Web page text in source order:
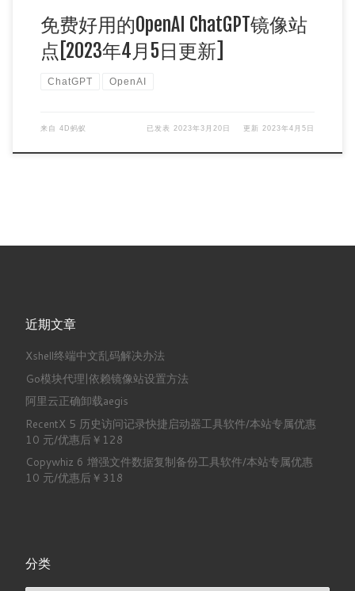
免费好用的OpenAI ChatGPT镜像站
点[2023年4月5日更新]
ChatGPT OpenAI
来自 4D蚂蚁 已发表 2023年3月20日 更新 2023年4月5日
近期文章
Xshell终端中文乱码解决办法
Go模块代理|依赖镜像站设置方法
阿里云正确卸载aegis
RecentX 5 历史访问记录快捷启动器工具软件/本站专属优惠
10 元/优惠后￥128
Copywhiz 6 增强文件数据复制备份工具软件/本站专属优惠
10 元/优惠后￥318
分类